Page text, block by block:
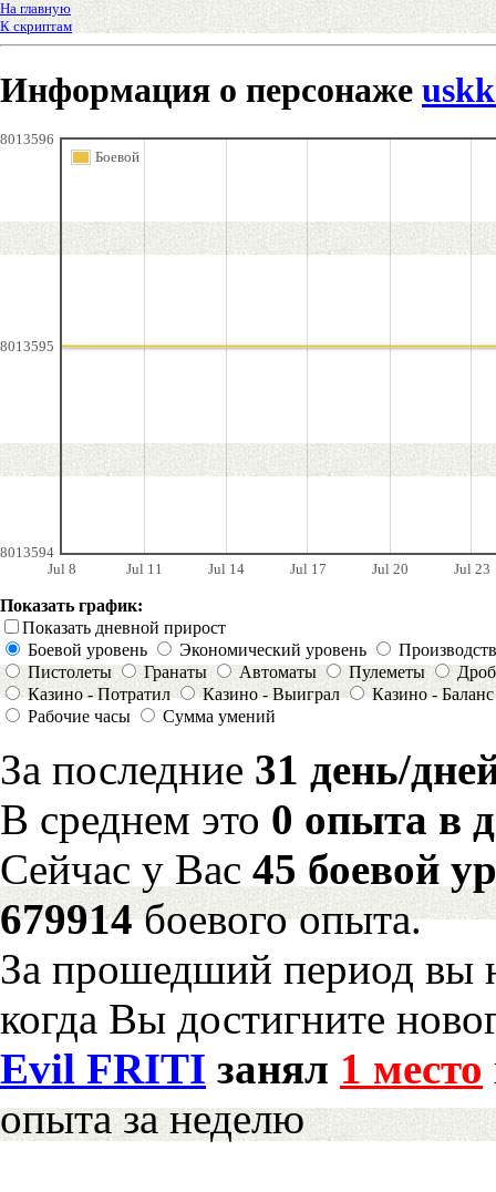
На главную
К скриптам
Информация о персонаже
Jul 8 Jul 11 Jul 14 Jul 17 Jul 20 Jul 23
8013594
8013595
8013596
Боевой
Показать график:
Показать дневной прирост
Боевой уровень
Экономический уровень
Пистолеты
Гранаты Автоматы Пулеметы
Казино - Потратил
Казино - Выиграл
Казино - Баланс
Рабочие часы
Сумма умений
За последние 31 день/
В среднем это 0 опыта в
Сейчас у Вас 45 боевой
679914боевого опыта.
За прошедший период вы
когда Вы достигните
Evil FRITI занял 1 место
опыта за неделю